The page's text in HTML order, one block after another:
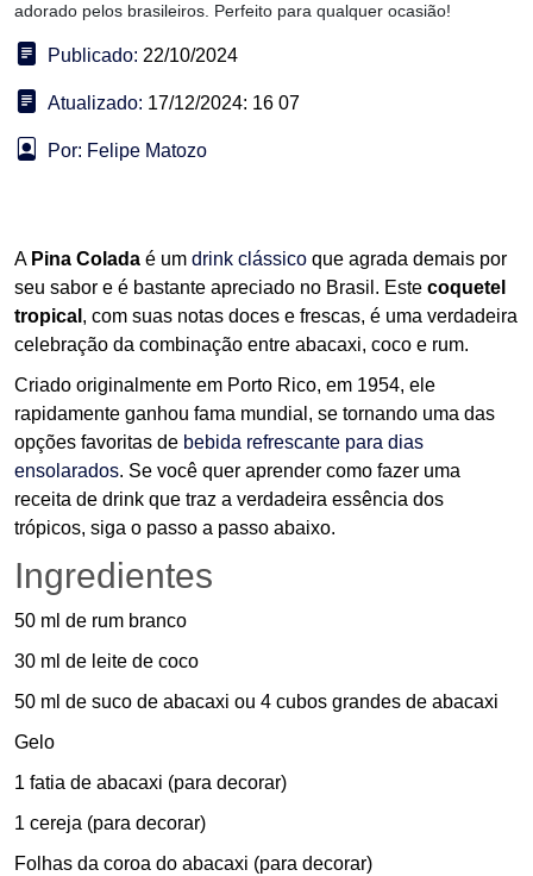
adorado pelos brasileiros. Perfeito para qualquer ocasião!
Publicado: 22/10/2024
Atualizado: 17/12/2024: 16 07
Por: Felipe Matozo
A Pina Colada é um drink clássico que agrada demais por
seu sabor e é bastante apreciado no Brasil. Este coquetel
tropical , com suas notas doces e frescas, é uma verdadeira
celebração da combinação entre abacaxi, coco e rum.
Criado originalmente em Porto Rico, em 1954, ele
rapidamente ganhou fama mundial, se tornando uma das
opções favoritas de bebida refrescante para dias
ensolarados. Se você quer aprender como fazer uma
receita de drink que traz a verdadeira essência dos
trópicos, siga o passo a passo abaixo.
Ingredientes
50 ml de rum branco
30 ml de leite de coco
50 ml de suco de abacaxi ou 4 cubos grandes de abacaxi
Gelo
1 fatia de abacaxi (para decorar)
1 cereja (para decorar)
Folhas da coroa do abacaxi (para decorar)